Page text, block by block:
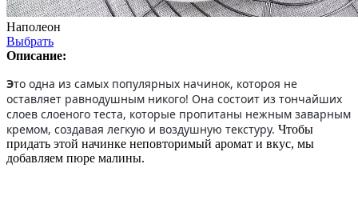
Наполеон
Выбрать
Описание:
Это одна из самых популярных начинок, котороя не
оставляет равнодушным никого! Она состоит из тончайших
слоев слоеного теста, которые пропитаны нежным заварным
кремом, создавая легкую и воздушную текстуру. Чтобы
придать этой начинке неповторимый аромат и вкус, мы
добавляем пюре малины.